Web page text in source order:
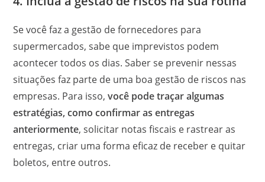
Se você faz a gestão de fornecedores para
supermercados, sabe que imprevistos podem
acontecer todos os dias. Saber se prevenir nessas
situações faz parte de uma boa gestão de riscos nas
empresas. Para isso,você pode traçar algumas
estratégias, como confirmar as entregas
anteriormente, solicitar notas fiscais e rastrear as
entregas, criar uma forma eficaz de receber e quitar
boletos, entre outros.